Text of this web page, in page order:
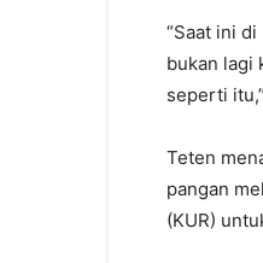
“Saat ini
bukan lagi
seperti
Teten
pangan
(KUR)